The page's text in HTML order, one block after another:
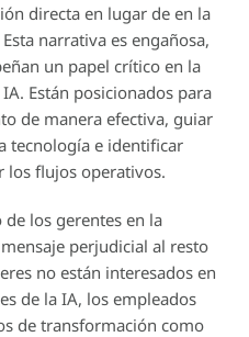
directa en lugar de en la
narrativa es engañosa,
un papel crítico en la
Están posicionados para
de manera efectiva, guiar
tecnología e identificar
los flujos operativos.
los gerentes en la
perjudicial al resto
no están interesados en
de la IA, los empleados
de transformación como